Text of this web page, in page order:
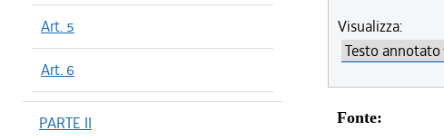
Art. 5
Art. 6
PARTE II
Visualizza:
Fonte: